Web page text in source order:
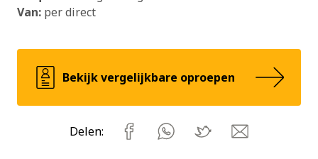
Van: per direct
Bekijk vergelijkbare oproepen
Delen: